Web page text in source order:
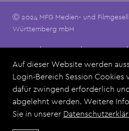
Ⓒ 2024 MFG Medien- und
Württemberg mbH
Footermenu
FAQ
Dieses Angebot ist eine
und Filmgesellschaft Baden-
Commissions aus Baden-
Auf dieser Website werden
Login-Bereich Session Cookies
dafür zwingend erforderlich
abgelehnt werden. Weitere
Sie in unserer